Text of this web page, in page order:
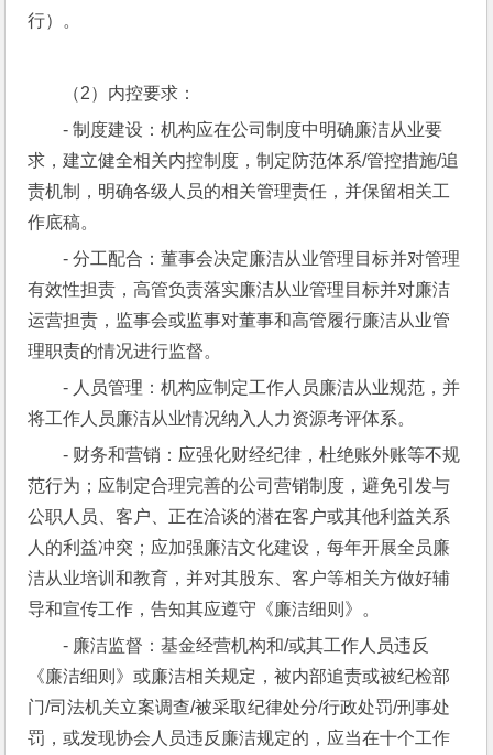
行）。
（2）内控要求：
- 制度建设：机构应在公司制度中明确廉洁从业要
求，建立健全相关内控制度，制定防范体系/管控措施/追
责机制，明确各级人员的相关管理责任，并保留相关工
作底稿。
- 分工配合：董事会决定廉洁从业管理目标并对管理
有效性担责，高管负责落实廉洁从业管理目标并对廉洁
运营担责，监事会或监事对董事和高管履行廉洁从业管
理职责的情况进行监督。
- 人员管理：机构应制定工作人员廉洁从业规范，并
将工作人员廉洁从业情况纳入人力资源考评体系。
- 财务和营销：应强化财经纪律，杜绝账外账等不规
范行为；应制定合理完善的公司营销制度，避免引发与
公职人员、客户、正在洽谈的潜在客户或其他利益关系
人的利益冲突；应加强廉洁文化建设，每年开展全员廉
洁从业培训和教育，并对其股东、客户等相关方做好辅
导和宣传工作，告知其应遵守《廉洁细则》。
- 廉洁监督：基金经营机构和/或其工作人员违反
《廉洁细则》或廉洁相关规定，被内部追责或被纪检部
门/司法机关立案调查/被采取纪律处分/行政处罚/刑事处
罚，或发现协会人员违反廉洁规定的，应当在十个工作